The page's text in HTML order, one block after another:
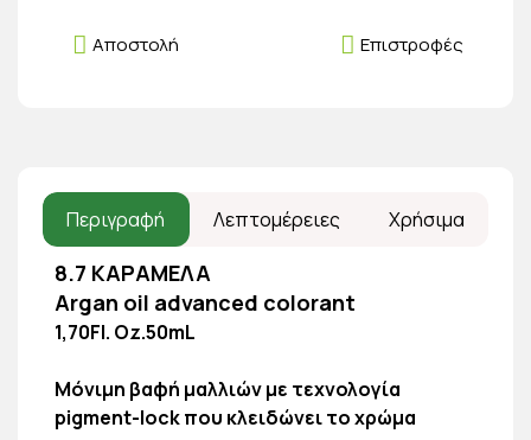
Επιστροφές
Αποστολή
Περιγραφή Λεπτομέρειες Χρήσιμα
8.7 ΚΑΡΑΜΕΛΑ
Argan oil advanced colorant
1,70Fl. Oz.50mL
Μόνιμη βαφή μαλλιών με τεχνολογία
pigment-lock που κλειδώνει το χρώμα